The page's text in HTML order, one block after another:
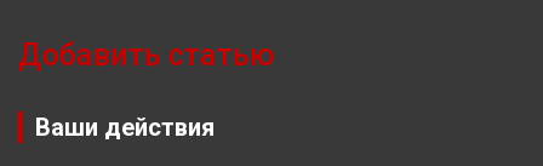
Добавить статью
Ваши действия